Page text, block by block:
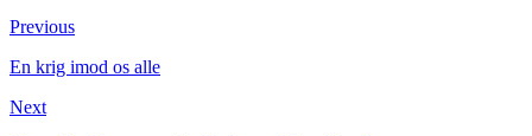
Previous
En krig imod os alle
Next